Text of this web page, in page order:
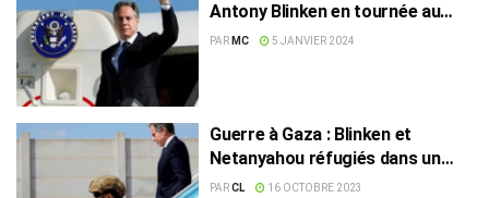
Antony Blinken en tournée au
Proche-Orient
PAR MC 5 JANVIER 2024
Guerre à Gaza : Blinken et
Netanyahou réfugiés dans un
bunker !
PARCL 16 OCTOBRE 2023